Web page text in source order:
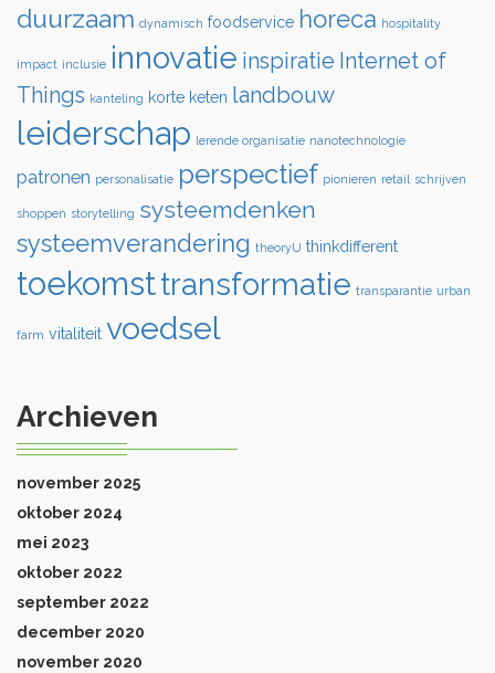
duurzaam dynamisch foodservice horeca hospitality
impact inclusie innovatie inspiratie Internet of
Things kanteling korte keten landbouw
leiderschap lerende organisatie nanotechnologie
patronen personalisatie perspectief pionieren retail schrijven
shoppen storytelling systeemdenken
systeemverandering theoryU thinkdifferent
toekomsttransformatie transparantie urban
farm vitaliteit voedsel
Archieven
november 2025
oktober 2024
mei 2023
oktober 2022
september 2022
december 2020
november 2020